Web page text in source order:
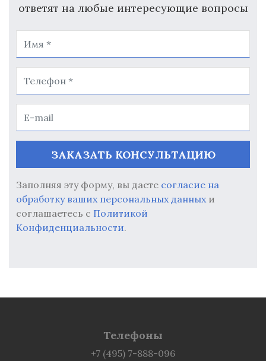
ответят на любые интересующие вопросы
Заполняя эту форму, вы даете согласие на
обработку ваших персональных данныхи
соглашаетесь с Политикой
Конфиденциальности.
Телефоны
+7 (495) 7-888-096